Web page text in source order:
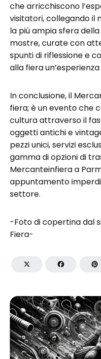
che arricchiscono
visitatori, collegando il
la più ampia sfera
mostre, curate con
spunti di riflessione e
alla fiera
In conclusione, il
fiera; è un evento che
cultura attraverso il
oggetti antichi e
pezzi unici, servizi
gamma di opzioni di
Mercanteinfiera a
appuntamento
settore.
-Foto di copertina dal
Fiera-